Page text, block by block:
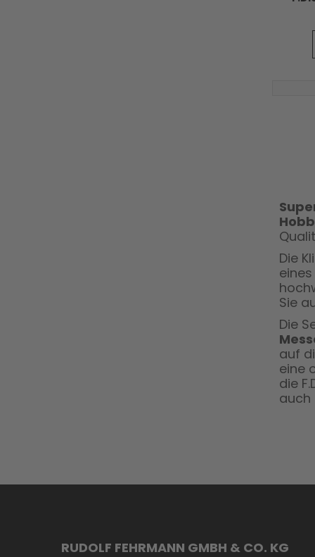
Die
eines
Sie
Die
auf
eine
die
auch
RUDOLF FEHRMANN GMBH & CO. KG